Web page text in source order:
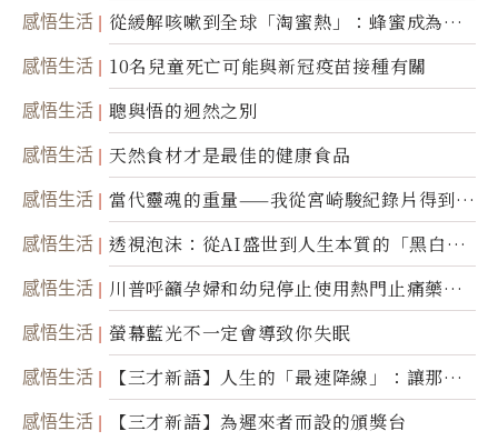
感悟生活
從緩解咳嗽到全球「淘蜜熱」：蜂蜜成為健
康產業前沿商品
感悟生活 10名兒童死亡可能與新冠疫苗接種有關
感悟生活 聰與悟的迥然之別
感悟生活 天然食材才是最佳的健康食品
感悟生活
當代靈魂的重量——我從宮崎駿紀錄片得到的
省思
感悟生活
透視泡沫：從AI盛世到人生本質的「黑白一
瞬」
感悟生活
川普呼籲孕婦和幼兒停止使用熱門止痛藥泰
諾
感悟生活 螢幕藍光不一定會導致你失眠
感悟生活
【三才新語】人生的「最速降線」：讓那道
光，帶你滑向自己
感悟生活 【三才新語】為遲來者而設的頒獎台